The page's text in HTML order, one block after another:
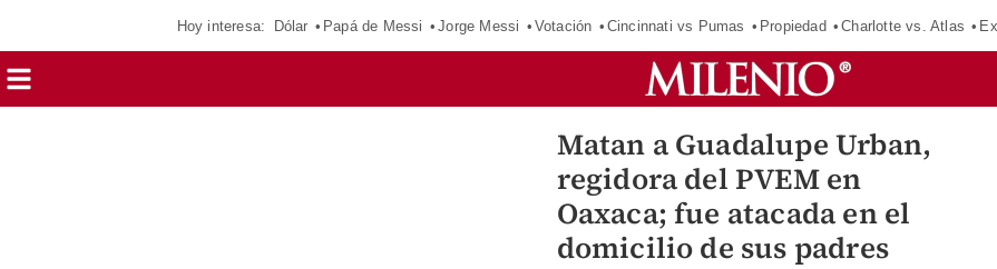
Hoy interesa: Dólar Papá de Messi Jorge Messi Votación Cincinnati vs Pumas Propiedad Charlotte vs. Atlas
Matan a Guadalupe Urban,
regidora del PVEM en
Oaxaca; fue atacada en el
domicilio de sus padres